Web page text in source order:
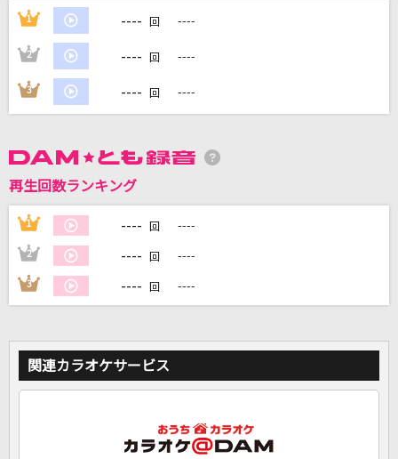
King Gnu
DAMの新曲・ランキングなど
カラオケ最新情報をチェック！
カラオケをもっと楽しもう！
家族や友達と一緒に！練習にも！
1 ---- 回 ----
2 ---- 回 ----
3 ---- 回 ----
再生回数ランキング
1 ---- 回 ----
2 ---- 回 ----
3 ---- 回 ----
関連カラオケサービス